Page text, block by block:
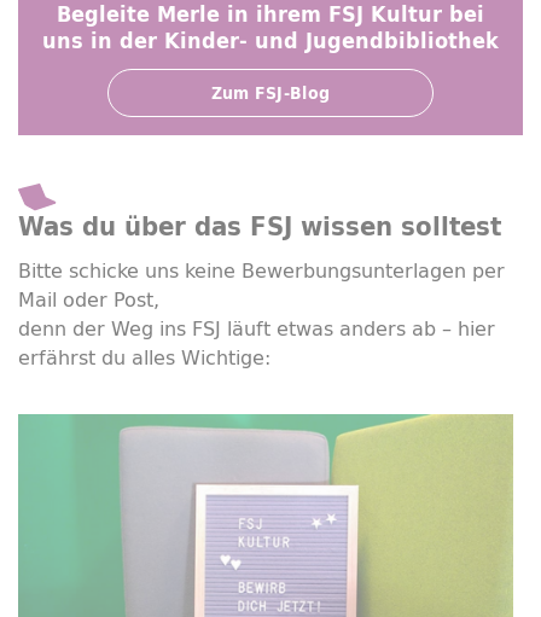
Begleite Merle in ihrem FSJ Kultur bei
uns in der Kinder- und Jugendbibliothek
Zum FSJ-Blog
Was du über das FSJ wissen solltest
Bitte schicke uns keine Bewerbungsunterlagen per
Mail oder Post,
denn der Weg ins FSJ läuft etwas anders ab – hier
erfährst du alles Wichtige: